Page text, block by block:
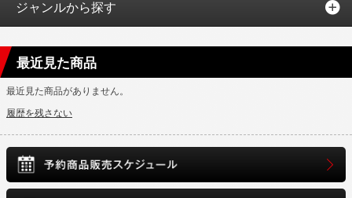
ジャンルから探す
最近見た商品
最近見た商品がありません。
履歴を残さない